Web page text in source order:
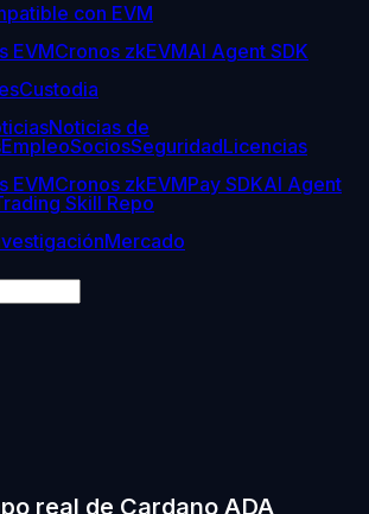
con EVM
EVMCronos zkEVMAI Agent SDK
Custodia
Noticias de
EmpleoSociosSeguridadLicencias
EVMCronos zkEVMPay SDKAI Agent
Skill Repo
Mercado
real de Cardano ADA